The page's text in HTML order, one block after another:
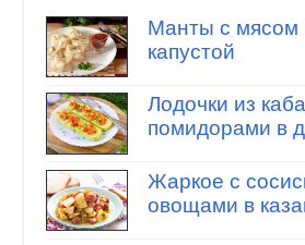
Манты с мясом
капустой
Лодочки из
помидорами в
Жаркое с
овощами в